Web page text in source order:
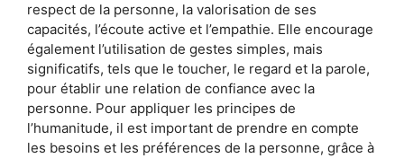
respect de la personne, la valorisation de ses
capacités, l’écoute active et l’empathie. Elle encourage
également l’utilisation de gestes simples, mais
significatifs, tels que le toucher, le regard et la parole,
pour établir une relation de confiance avec la
personne. Pour appliquer les principes de
l’humanitude, il est important de prendre en compte
les besoins et les préférences de la personne, grâce à